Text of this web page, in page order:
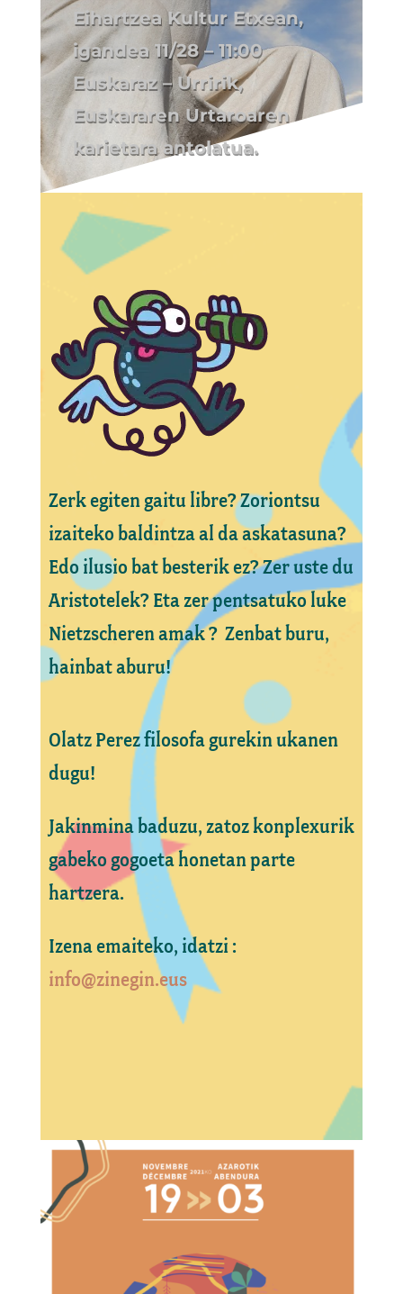
Eihartzea Kultur Etxean,
igandea 11/28 – 11:00
Euskaraz – Urririk,
Euskararen Urtaroaren
karietara antolatua.
Zerk egiten gaitu libre? Zoriontsu
izaiteko baldintza al da askatasuna?
Edo ilusio bat besterik ez? Zer uste du
Aristotelek? Eta zer pentsatuko luke
Nietzscheren amak ? Zenbat buru,
hainbat aburu!
Olatz Perez filosofa gurekin ukanen
dugu!
Jakinmina baduzu, zatoz konplexurik
gabeko gogoeta honetan parte
hartzera.
Izena emaiteko, idatzi :
info@zinegin.eus